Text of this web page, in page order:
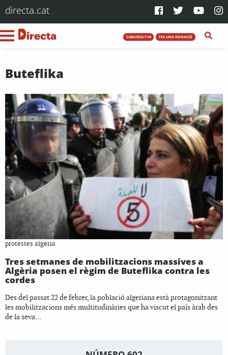
directa.cat
SUBSCRIU-T'HI FES UNA DONACIÓ
Buteflika
protestes algeria
Tres setmanes de mobilitzacions massives a
Algèria posen el règim de Buteflika contra les
cordes
Des del passat 22 de febrer, la població algeriana està protagonitzant
les mobilitzacions més multitudinàries que ha viscut el país àrab des
de la seva...